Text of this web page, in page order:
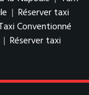
| Réserver taxi
Conventionné
| Réserver taxi